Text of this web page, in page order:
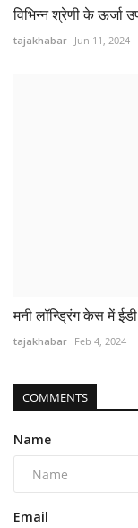
विभिन्न श्रेणी के ऊर्जा
tajakhabar Jun 11, 2024
मनी लॉन्ड्रिंग केस में
tajakhabar Feb 4, 2024
COMMENTS
Name
Email